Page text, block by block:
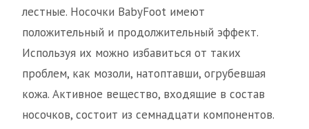
лестные. Носочки BabyFoot имеют
положительный и продолжительный эффект.
Используя их можно избавиться от таких
проблем, как мозоли, натоптавши, огрубевшая
кожа. Активное вещество, входящие в состав
носочков, состоит из семнадцати компонентов.